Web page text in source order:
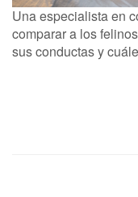
Una especialista en
comparar a los
sus conductas y